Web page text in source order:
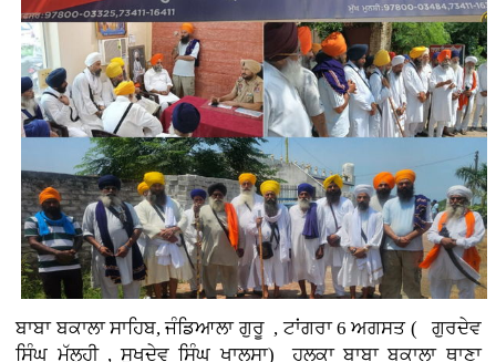
ਬਾਬਾ ਬਕਾਲਾ ਸਾਹਿਬ, ਜੰਡਿਆਲਾ ਗੁਰੂ , ਟਾਂਗਰਾ 6 ਅਗਸਤ ( ਗੁਰਦੇਵ
ਸਿੰਘ ਮੱਲ੍ਹੀ , ਸੁਖਦੇਵ ਸਿੰਘ ਖਾਲਸਾ)
ਹਲਕਾ ਬਾਬਾ ਬਕਾਲਾ ਥਾਣਾ